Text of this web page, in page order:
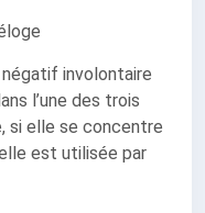
involontaire
l’une des trois
si elle se concentre
est utilisée par